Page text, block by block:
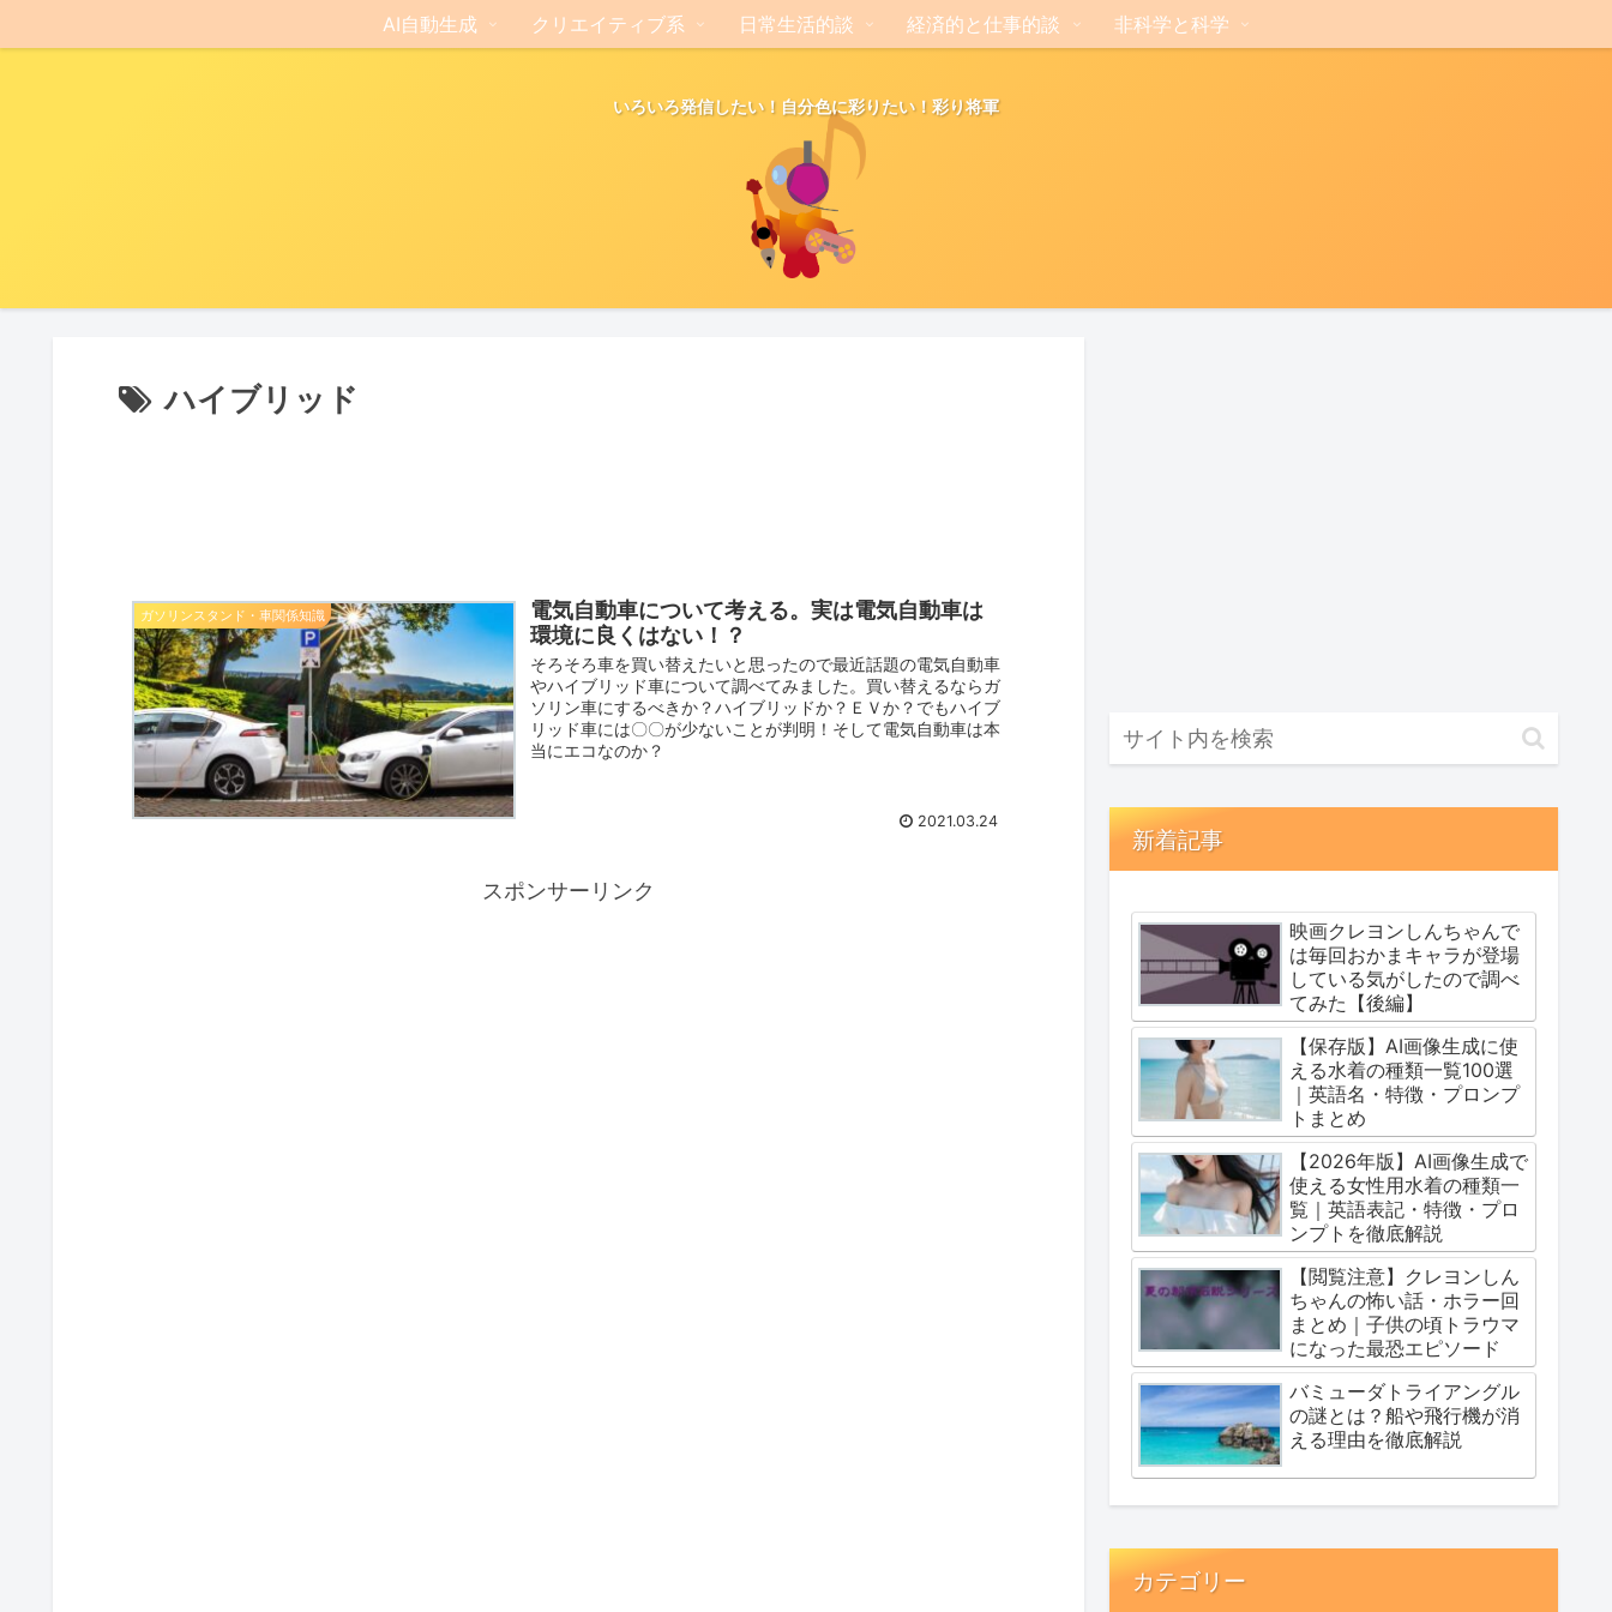
いろいろ発信したい！自分色に彩りたい！彩り将軍
AI自動生成 クリエイティブ系 日常生活的談 経済的と仕事的談 非科学と科学
ハイブリッド
ガソリンスタンド・車関係知識
電気自動車について考える。実は電気自動車は
環境に良くはない！？
そろそろ車を買い替えたいと思ったので最近話題の電気自動車
やハイブリッド車について調べてみました。買い替えるならガ
ソリン車にするべきか？ハイブリッドか？ＥＶか？でもハイブ
リッド車には〇〇が少ないことが判明！そして電気自動車は本
当にエコなのか？
2021.03.24
スポンサーリンク
新着記事
映画クレヨンしんちゃんで
は毎回おかまキャラが登場
している気がしたので調べ
てみた【後編】
【保存版】AI画像生成に使
える水着の種類一覧100選
｜英語名・特徴・プロンプ
トまとめ
【2026年版】AI画像生成で
使える女性用水着の種類一
覧｜英語表記・特徴・プロ
ンプトを徹底解説
【閲覧注意】クレヨンしん
ちゃんの怖い話・ホラー回
まとめ｜子供の頃トラウマ
になった最恐エピソード
バミューダトライアングル
の謎とは？船や飛行機が消
える理由を徹底解説
カテゴリー